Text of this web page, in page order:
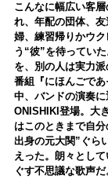
こんなに幅広い客
れ、年配の団体、
婦、練習帰りかウ
う“彼”を待ってい
を、別の人は実力
番組『にほんごで
中、バンドの演奏
ONISHIKI登場。大
はこのときまで自
出身の元大関”ぐら
えった。朗々とし
ぐす不思議な歌声